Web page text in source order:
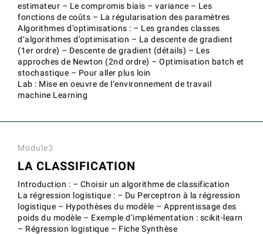
estimateur – Le compromis biais – variance – Les
fonctions de coûts – La régularisation des paramètres
Algorithmes d’optimisations : – Les grandes classes
d’algorithmes d’optimisation – La descente de gradient
(1er ordre) – Descente de gradient (détails) – Les
approches de Newton (2nd ordre) – Optimisation batch et
stochastique – Pour aller plus loin
Lab : Mise en oeuvre de l’environnement de travail
machine Learning
Module3
LA CLASSIFICATION
Introduction : – Choisir un algorithme de classification
La régression logistique : – Du Perceptron à la régression
logistique – Hypothèses du modèle – Apprentissage des
poids du modèle – Exemple d’implémentation : scikit-learn
– Régression logistique – Fiche Synthèse